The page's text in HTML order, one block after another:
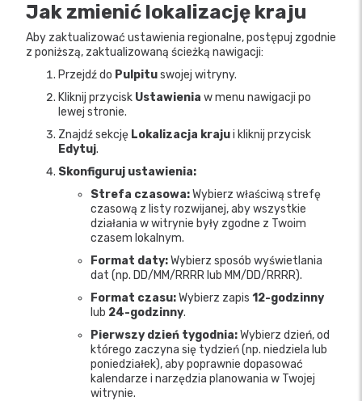
Jak zmienić lokalizację kraju
Aby zaktualizować ustawienia regionalne, postępuj zgodnie
z poniższą, zaktualizowaną ścieżką nawigacji:
Przejdź do Pulpituswojej witryny.
Kliknij przycisk Ustawienia w menu nawigacji po
lewej stronie.
Znajdź sekcję Lokalizacja krajui kliknij przycisk
Edytuj.
Skonfiguruj ustawienia:
Strefa czasowa:Wybierz właściwą strefę
czasową z listy rozwijanej, aby wszystkie
działania w witrynie były zgodne z Twoim
czasem lokalnym.
Format daty:Wybierz sposób wyświetlania
dat (np. DD/MM/RRRR lub MM/DD/RRRR).
Format czasu:Wybierz zapis 12-godzinny
lub 24-godzinny.
Pierwszy dzień tygodnia:Wybierz dzień, od
którego zaczyna się tydzień (np. niedziela lub
poniedziałek), aby poprawnie dopasować
kalendarze i narzędzia planowania w Twojej
witrynie.